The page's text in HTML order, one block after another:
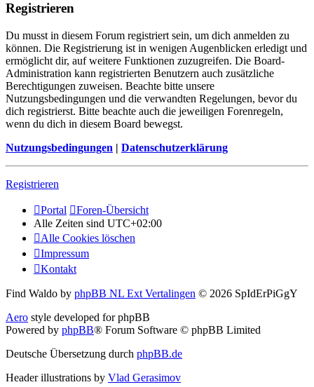
Registrieren
Du musst in diesem Forum registriert sein, um dich anmelden zu
können. Die Registrierung ist in wenigen Augenblicken erledigt und
ermöglicht dir, auf weitere Funktionen zuzugreifen. Die Board-
Administration kann registrierten Benutzern auch zusätzliche
Berechtigungen zuweisen. Beachte bitte unsere
Nutzungsbedingungen und die verwandten Regelungen, bevor du
dich registrierst. Bitte beachte auch die jeweiligen Forenregeln,
wenn du dich in diesem Board bewegst.
Nutzungsbedingungen | Datenschutzerklärung
Registrieren
Portal
Foren-Übersicht
Alle Zeiten sind UTC+02:00
Alle Cookies löschen
Impressum
Kontakt
Find Waldo by phpBB NL Ext Vertalingen © 2026 SpIdErPiGgY
Aero style developed for phpBB
Powered by phpBB® Forum Software © phpBB Limited
Deutsche Übersetzung durch phpBB.de
Header illustrations by Vlad Gerasimov